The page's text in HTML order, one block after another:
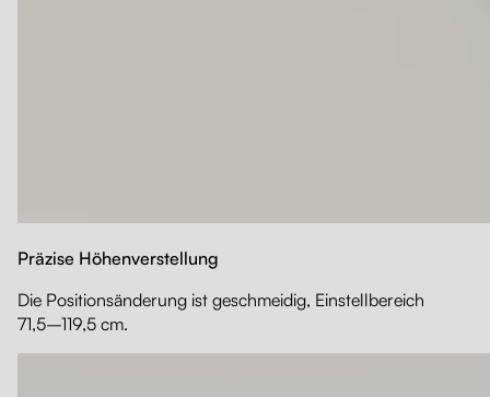
Präzise Höhenverstellung
Die Positionsänderung ist geschmeidig, Einstellbereich
71,5–119,5 cm.